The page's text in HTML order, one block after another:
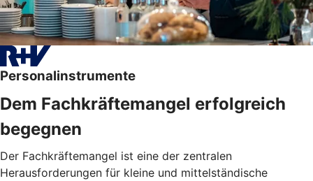
Personalinstrumente
Dem Fachkräftemangel erfolgreich
begegnen
Der Fachkräftemangel ist eine der zentralen
Herausforderungen für kleine und mittelständische